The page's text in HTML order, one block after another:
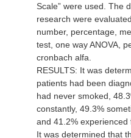
Scale” were used. The
research were
number, percentage,
test, one way ANOVA,
cronbach alfa.
RESULTS: It was
patients had been
had never smoked,
constantly, 49.3%
and 41.2% experienced
It was determined that